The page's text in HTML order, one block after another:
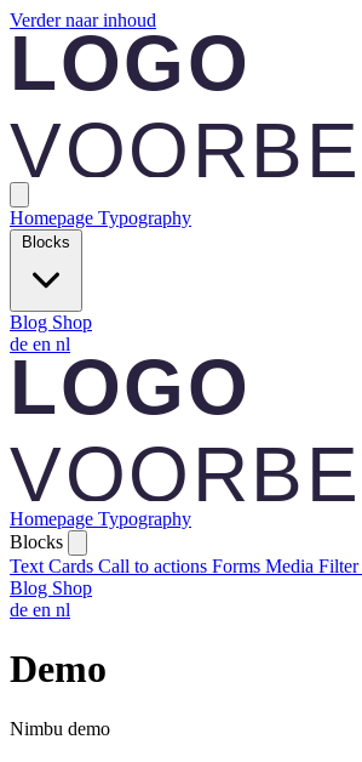
Verder naar inhoud
Homepage Typography
Blog Shop
de en nl
Homepage Typography
Blocks
Text Cards Call to actions Forms Media Filter
Blog Shop
de en nl
Demo
Nimbu demo